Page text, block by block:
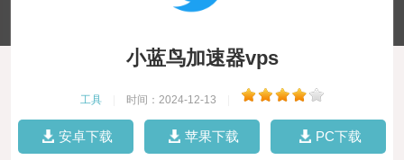
小蓝鸟加速器vps
工具 时间：2024-12-13
安卓下载 苹果下载 PC下载